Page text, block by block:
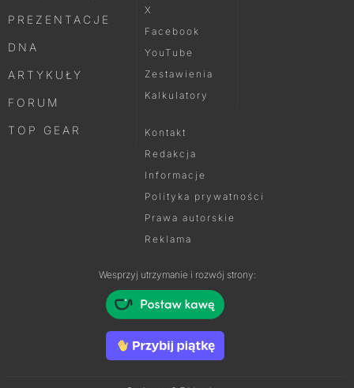
PREZENTACJE
DNA
ARTYKUŁY
FORUM
TOP GEAR
X
Facebook
YouTube
Zestawienia
Kalkulatory
Kontakt
Redakcja
Informacje
Polityka prywatności
Prawa autorskie
Reklama
Wesprzyj utrzymanie i rozwój strony: